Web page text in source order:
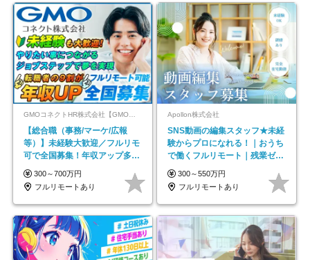
GMOコネクトHR株式会社【GMOインターネットグループ】
【総合職（事務/マーケ/広報
等）】未経験大歓迎／フルリモ
可で全国募集！年収アップ多数
★年休最大130日★
300～700万円
フルリモートあり
Apollon株式会社
SNS動画の編集スタッフ★未経
験からプロになれる！｜おうち
で働くフルリモート｜残業ゼロ
で18時退勤◎
300～550万円
フルリモートあり